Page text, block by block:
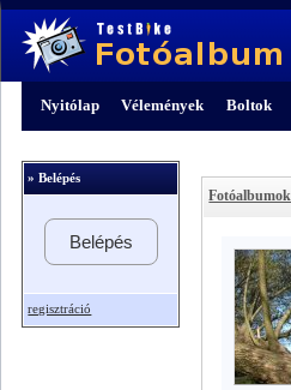
Nyitólap Vélemények Boltok
» Belépés
Belépés
regisztráció
Fotóalbumok